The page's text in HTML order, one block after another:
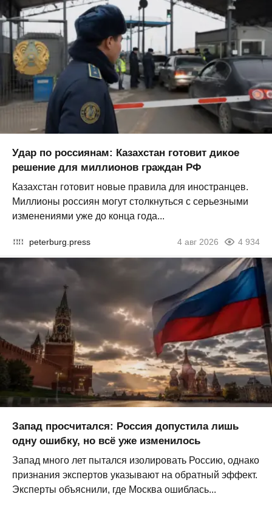
Удар по россиянам: Казахстан готовит дикое
решение для миллионов граждан РФ
Казахстан готовит новые правила для иностранцев.
Миллионы россиян могут столкнуться с серьезными
изменениями уже до конца года...
peterburg.press 4 авг 2026 4 934
Запад просчитался: Россия допустила лишь
одну ошибку, но всё уже изменилось
Запад много лет пытался изолировать Россию, однако
признания экспертов указывают на обратный эффект.
Эксперты объяснили, где Москва ошиблась...